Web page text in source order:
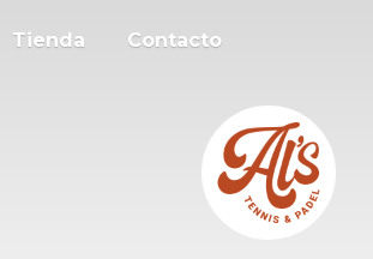
Tienda Contacto